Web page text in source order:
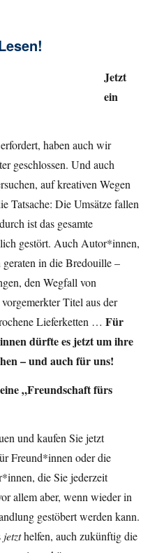
Jetzt
ein
haben auch wir
geschlossen. Und auch
auf kreativen Wegen
Tatsache: Die Umsätze fallen
ist das gesamte
gestört. Auch Autor*innen,
in die Bredouille –
den Wegfall von
Titel aus der
Lieferketten …Für
dürfte es jetzt um ihre
– und auch für uns!
„Freundschaft fürs
und kaufen Sie jetzt
Freund*innen oder die
die Sie jederzeit
allem aber, wenn wieder in
gestöbert werden kann.
jetzthelfen, auch zukünftig die